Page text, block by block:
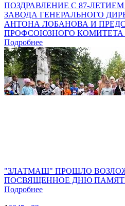
ПОЗДРАВЛЕНИЕ С 87-
ЗАВОДА ГЕНЕРАЛЬНОГО
АНТОНА ЛОБАНОВА И
ПРОФСОЮЗНОГО
Подробнее
"ЗЛАТМАШ" ПРОШЛО
ПОСВЯЩЕННОЕ ДНЮ
Подробнее